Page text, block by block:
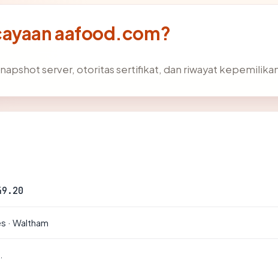
aafood.com?
server, otoritas sertifikat, dan riwayat
· Waltham